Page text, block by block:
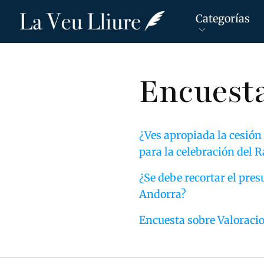
Categorías
¿Ves apropiada la
para la celebración del
¿Se debe recortar el
Andorra?
Encuesta sobre